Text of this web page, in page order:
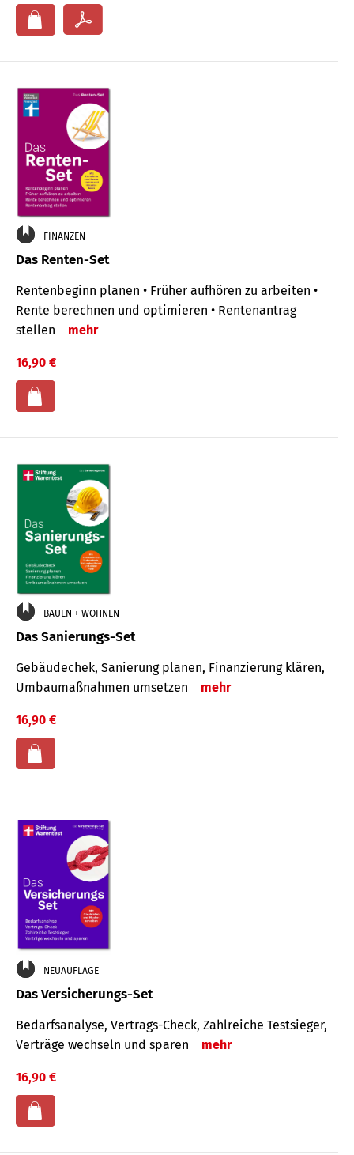
FINANZEN
Das Renten-Set
Rentenbeginn planen • Früher aufhören zu arbeiten •
Rente berechnen und optimieren • Rentenantrag
stellen
mehr
16,90 €
BAUEN + WOHNEN
Das Sanierungs-Set
Gebäudechek, Sanierung planen, Finanzierung klären,
Umbaumaßnahmen umsetzen
mehr
16,90 €
NEUAUFLAGE
Das Versicherungs-Set
Bedarfsanalyse, Vertrags-Check, Zahlreiche Testsieger,
Verträge wechseln und sparen
mehr
16,90 €